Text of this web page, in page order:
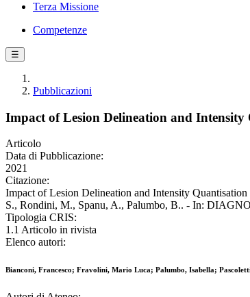
Terza Missione
Competenze
☰
Pubblicazioni
Impact of Lesion Delineation and
Articolo
Data di Pubblicazione:
2021
Citazione:
Impact of Lesion Delineation and Intensity
S., Rondini, M., Spanu, A., Palumbo, B.. - In:
Tipologia CRIS:
1.1 Articolo in rivista
Elenco autori:
Bianconi, Francesco; Fravolini, Mario Luca; Palumbo, Isabella;